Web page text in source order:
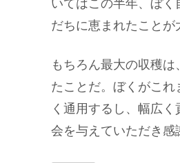
いてはこの半年、ぼ
だちに恵まれたことが
もちろん最大の収穫
たことだ。ぼくがこ
く通用するし、幅広
会を与えていただき感